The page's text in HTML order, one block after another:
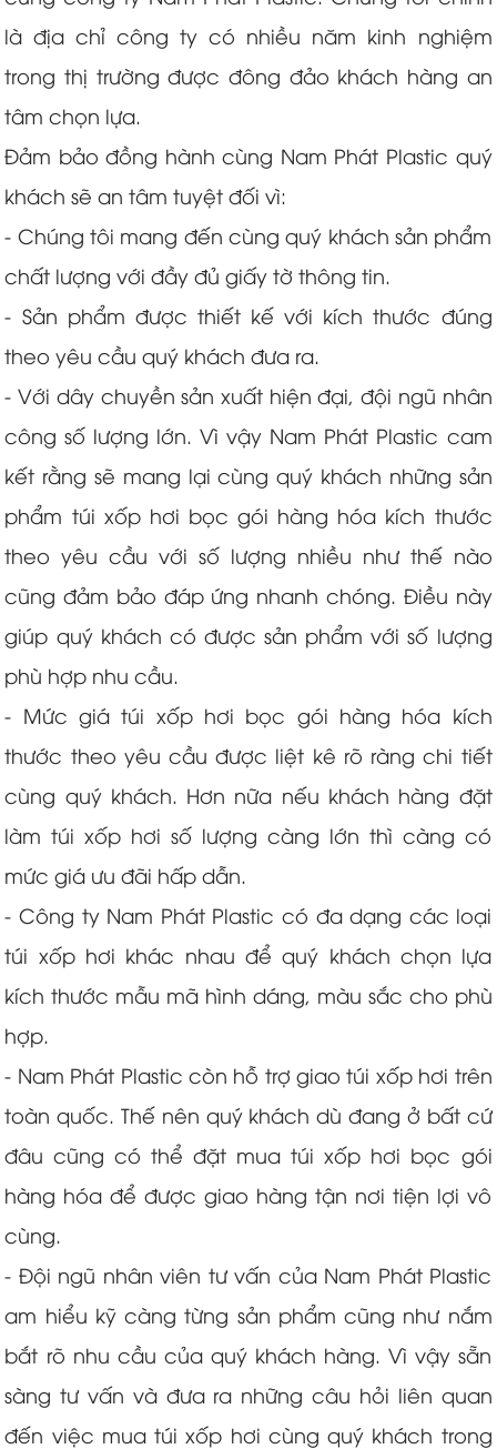
là địa chỉ công ty có nhiều năm kinh nghiệm
trong thị trường được đông đảo khách hàng an
tâm chọn lựa.
Đảm bảo đồng hành cùng Nam Phát Plastic quý
khách sẽ an tâm tuyệt đối vì:
- Chúng tôi mang đến cùng quý khách sản phẩm
chất lượng với đầy đủ giấy tờ thông tin.
- Sản phẩm được thiết kế với kích thước đúng
theo yêu cầu quý khách đưa ra.
- Với dây chuyền sản xuất hiện đại, đội ngũ nhân
công số lượng lớn. Vì vậy Nam Phát Plastic cam
kết rằng sẽ mang lại cùng quý khách những sản
phẩm túi xốp hơi bọc gói hàng hóa kích thước
theo yêu cầu với số lượng nhiều như thế nào
cũng đảm bảo đáp ứng nhanh chóng. Điều này
giúp quý khách có được sản phẩm với số lượng
phù hợp nhu cầu.
- Mức giá túi xốp hơi bọc gói hàng hóa kích
thước theo yêu cầu được liệt kê rõ ràng chi tiết
cùng quý khách. Hơn nữa nếu khách hàng đặt
làm túi xốp hơi số lượng càng lớn thì càng có
mức giá ưu đãi hấp dẫn.
- Công ty Nam Phát Plastic có đa dạng các loại
túi xốp hơi khác nhau để quý khách chọn lựa
kích thước mẫu mã hình dáng, màu sắc cho phù
hợp.
- Nam Phát Plastic còn hỗ trợ giao túi xốp hơi trên
toàn quốc. Thế nên quý khách dù đang ở bất cứ
đâu cũng có thể đặt mua túi xốp hơi bọc gói
hàng hóa để được giao hàng tận nơi tiện lợi vô
cùng.
- Đội ngũ nhân viên tư vấn của Nam Phát Plastic
am hiểu kỹ càng từng sản phẩm cũng như nắm
bắt rõ nhu cầu của quý khách hàng. Vì vậy sẵn
sàng tư vấn và đưa ra những câu hỏi liên quan
đến việc mua túi xốp hơi cùng quý khách trong